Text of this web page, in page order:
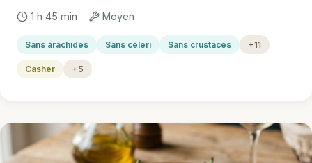
1 h 45 min Moyen
Sans arachides Sans céleri Sans crustacés +11
Casher +5